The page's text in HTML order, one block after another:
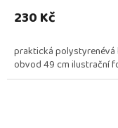
230 Kč
praktická polystyrenévá
obvod 49 cm ilustrační